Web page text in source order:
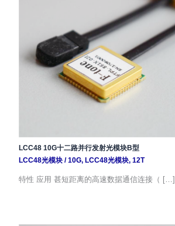
LCC48 10G十二路并行发射光模块B型
LCC48光模块/10G, LCC48光模块, 12T
特性 应用 甚短距离的高速数据通信连接（ […]